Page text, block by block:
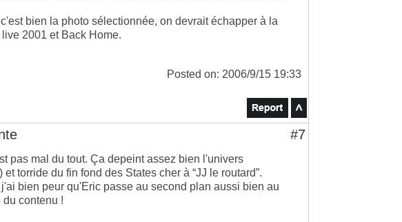
bien la photo sélectionnée, on devrait échapper à la
2001 et Back Home.
Posted on: 2006/9/15 19:33
#7
pas mal du tout. Ça depeint assez bien l'univers
torride du fin fond des States cher à “JJ le routard”.
bien peur qu'Eric passe au second plan aussi bien au
contenu !